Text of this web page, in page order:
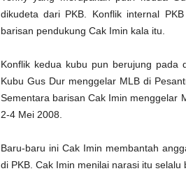
dikudeta dari PKB. Konflik internal
barisan pendukung Cak Imin kala itu.
Konflik kedua kubu pun berujung pada
Kubu Gus Dur menggelar MLB di
Sementara barisan Cak Imin menggelar
2-4 Mei 2008.
Baru-baru ini Cak Imin membantah
di PKB. Cak Imin menilai narasi itu